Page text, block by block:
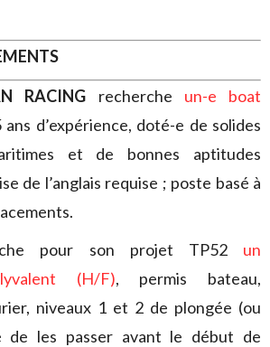
RACING recherche un-e boat
ans d’expérience, doté-e de solides
et de bonnes aptitudes
de l’anglais requise ; poste basé à
pour son projet TP52 un
(H/F), permis bateau,
niveaux 1 et 2 de plongée (ou
de les passer avant le début de